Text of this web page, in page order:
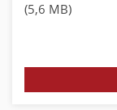
(5,6 MB)